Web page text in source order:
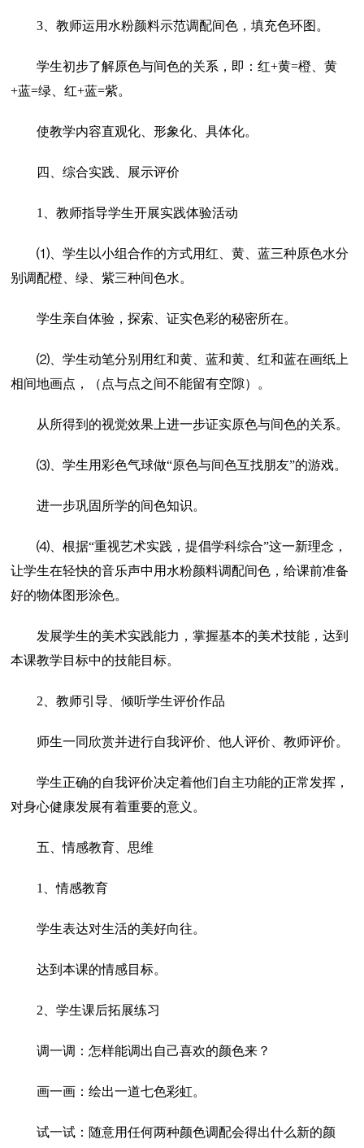
3、教师运用水粉颜料示范调配间色，填充色环图。
学生初步了解原色与间色的关系，即：红+黄=橙、黄
+蓝=绿、红+蓝=紫。
使教学内容直观化、形象化、具体化。
四、综合实践、展示评价
1、教师指导学生开展实践体验活动
⑴、学生以小组合作的方式用红、黄、蓝三种原色水分
别调配橙、绿、紫三种间色水。
学生亲自体验，探索、证实色彩的秘密所在。
⑵、学生动笔分别用红和黄、蓝和黄、红和蓝在画纸上
相间地画点，（点与点之间不能留有空隙）。
从所得到的视觉效果上进一步证实原色与间色的关系。
⑶、学生用彩色气球做“原色与间色互找朋友”的游戏。
进一步巩固所学的间色知识。
⑷、根据“重视艺术实践，提倡学科综合”这一新理念，
让学生在轻快的音乐声中用水粉颜料调配间色，给课前准备
好的物体图形涂色。
发展学生的美术实践能力，掌握基本的美术技能，达到
本课教学目标中的技能目标。
2、教师引导、倾听学生评价作品
师生一同欣赏并进行自我评价、他人评价、教师评价。
学生正确的自我评价决定着他们自主功能的正常发挥，
对身心健康发展有着重要的意义。
五、情感教育、思维
1、情感教育
学生表达对生活的美好向往。
达到本课的情感目标。
2、学生课后拓展练习
调一调：怎样能调出自己喜欢的颜色来？
画一画：绘出一道七色彩虹。
试一试：随意用任何两种颜色调配会得出什么新的颜